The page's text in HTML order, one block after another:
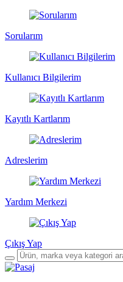
Sorularım
Kullanıcı Bilgilerim
Kayıtlı Kartlarım
Adreslerim
Yardım Merkezi
Çıkış Yap